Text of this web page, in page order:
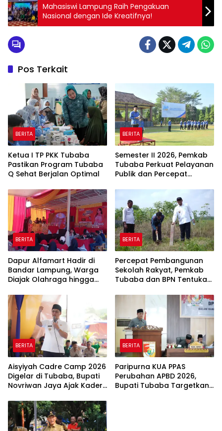
Mahasiswi Lampung Raih Pengakuan
Nasional dengan Ide Kreatifnya!
Pos Terkait
BERITA
Ketua I TP PKK Tubaba
Pastikan Program Tubaba
Q Sehat Berjalan Optimal
BERITA
Semester II 2026, Pemkab
Tubaba Perkuat Pelayanan
Publik dan Percepat
BERITA
Dapur Alfamart Hadir di
Bandar Lampung, Warga
Diajak Olahraga hingga
BERITA
Percepat Pembangunan
Sekolah Rakyat, Pemkab
Tubaba dan BPN Tentukan
BERITA
Aisyiyah Cadre Camp 2026
Digelar di Tubaba, Bupati
Novriwan Jaya Ajak Kader
Pembangunan
BERITA
Paripurna KUA PPAS
Perubahan APBD 2026,
Bupati Tubaba Targetkan